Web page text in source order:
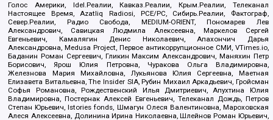
Голос Америки, Idel.Реалии, Кавказ.Реалии, Крым.Реалии, Телеканал
Настоящее Время, Azatliq Radiosi, PCE/PC, Сибирь.Реалии, Фактограф,
Север.Реалии, Радио Свобода, MEDIUM-ORIENT, Пономарев Лев
Александрович, Савицкая Людмила Алексеевна, Маркелов Сергей
Евгеньевич, Камалягин Денис Николаевич, Апахончич Дарья
Александровна, Medusa Project, Первое антикоррупционное СМИ, VTimes.io,
Баданин Роман Сергеевич, Гликин Максим Александрович, Маняхин Петр
Борисович, Ярош Юлия Петровна, Чуракова Ольга Владимировна,
Железнова Мария Михайловна, Лукьянова Юлия Сергеевна, Маетная
Елизавета Витальевна, The Insider SIA, Рубин Михаил Аркадьевич, Гройсман
Софья Романовна, Рождественский Илья Дмитриевич, Апухтина Юлия
Владимировна, Постернак Алексей Евгеньевич, Телеканал Дождь, Петров
Степан Юрьевич, Istories fonds, Шмагун Олеся Валентиновна, Мароховская
Алеся Алексеевна, Долинина Ирина Николаевна, Шлейнов Роман Юрьевич,